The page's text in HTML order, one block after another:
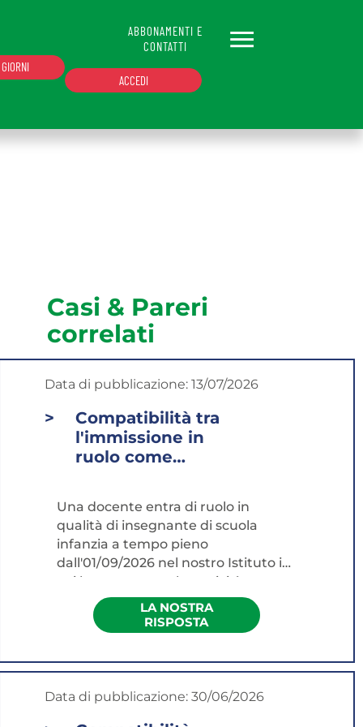
ABBONAMENTI E
CONTATTI
ACCEDI
Se non hai un'email abilitata o non sei
Casi & Pareri
correlati
Data di pubblicazione:13/07/2026
Compatibilità tra
l'immissione in
ruolo come
dell'attività di
logopedista già
svolta presso il
medesimo
Istituto...
Una docente entra di ruolo in
qualità di insegnante di scuola
infanzia a tempo pieno
dall'01/09/2026 nel nostro Istituto in
cui ha sempre svolto attività
professionale...LA NOSTRA
RISPOSTA
Data di pubblicazione:30/06/2026